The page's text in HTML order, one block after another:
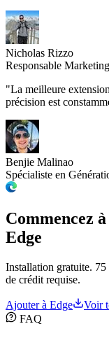
Nicholas Rizzo
Responsable
"La meilleure
précision est
Benjie Malinao
Spécialiste en
Commencez
Edge
Installation gratuite. 75
de crédit requise.
Ajouter à Edge
Voir
FAQ